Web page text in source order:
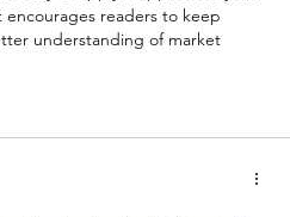
readers to keep
understanding of market